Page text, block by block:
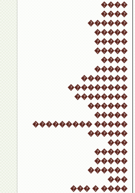
����
����
������
�����
�����
�����
����
�����
�������
���������
��������
������
�����
��������� �����
������
���
�����
�����
������
���
��� � ����